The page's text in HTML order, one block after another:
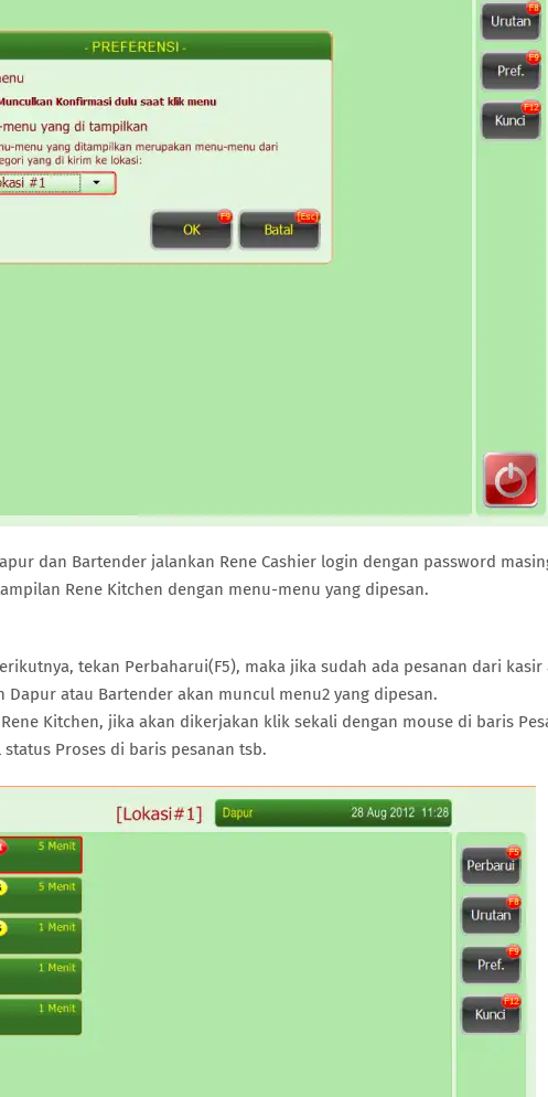
dan Bartender jalankan Rene Cashier login dengan password
Rene Kitchen dengan menu-menu yang dipesan.
tekan Perbaharui(F5), maka jika sudah ada pesanan dari kasir
atau Bartender akan muncul menu2 yang dipesan.
Kitchen, jika akan dikerjakan klik sekali dengan mouse di baris
Proses di baris pesanan tsb.